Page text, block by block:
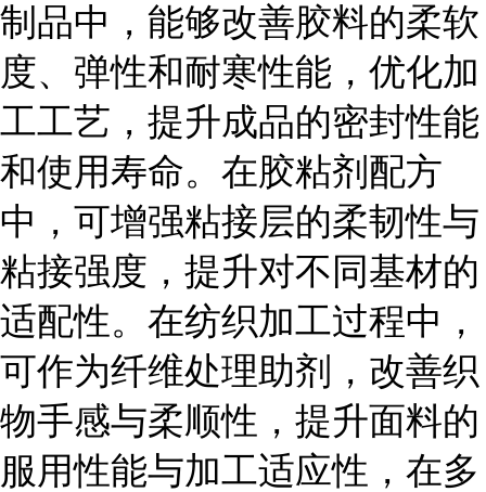
制品中，能够改善胶料的柔软
度、弹性和耐寒性能，优化加
工工艺，提升成品的密封性能
和使用寿命。在胶粘剂配方
中，可增强粘接层的柔韧性与
粘接强度，提升对不同基材的
适配性。在纺织加工过程中，
可作为纤维处理助剂，改善织
物手感与柔顺性，提升面料的
服用性能与加工适应性，在多